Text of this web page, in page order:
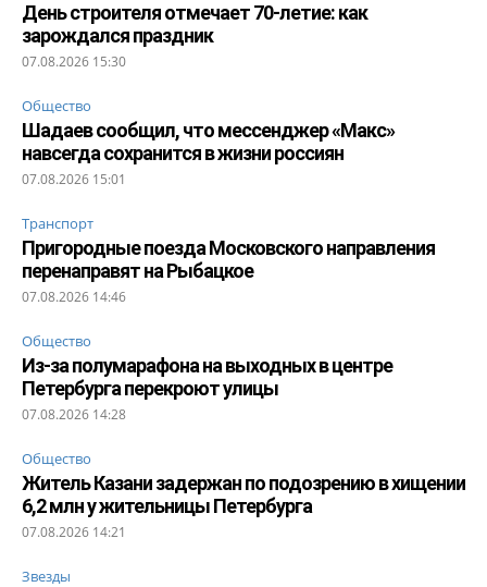
День строителя отмечает 70-летие: как
зарождался праздник
07.08.2026 15:30
Общество
Шадаев сообщил, что мессенджер «Макс»
навсегда сохранится в жизни россиян
07.08.2026 15:01
Транспорт
Пригородные поезда Московского направления
перенаправят на Рыбацкое
07.08.2026 14:46
Общество
Из-за полумарафона на выходных в центре
Петербурга перекроют улицы
07.08.2026 14:28
Общество
Житель Казани задержан по подозрению в хищении
6,2 млн у жительницы Петербурга
07.08.2026 14:21
Звезды